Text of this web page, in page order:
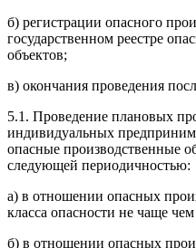
б) регистрации опасного
государственном реестре
объектов;
в) окончания проведения
5.1. Проведение плановых
индивидуальных
опасные производственные
следующей периодичностью:
а) в отношении опасных
класса опасности не чаще
б) в отношении опасных